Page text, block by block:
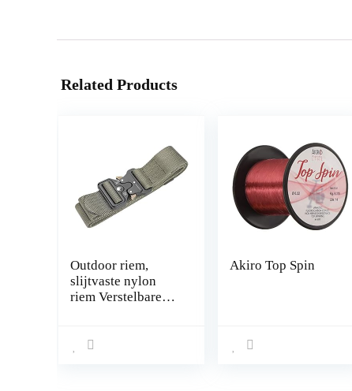
Related Products
Outdoor riem,
slijtvaste nylon
riem Verstelbare
professioneel
Akiro Top Spin